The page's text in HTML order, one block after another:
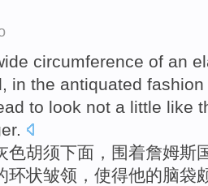
circumference of an
, in the antiquated fashion
to look not a little like
.
色胡须下面 ，围着詹姆斯
环状皱领， 使得他的脑袋